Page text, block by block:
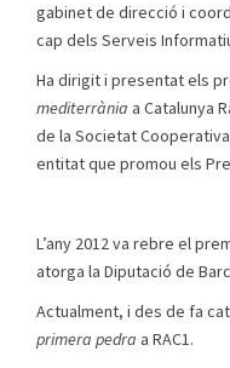
gabinet de direcció i
cap dels Serveis
Ha dirigit i presentat els
mediterrània a Catalunya
de la Societat
entitat que promou els
L’any 2012 va rebre el
atorga la Diputació de
Actualment, i des de fa
primera pedra a RAC1.